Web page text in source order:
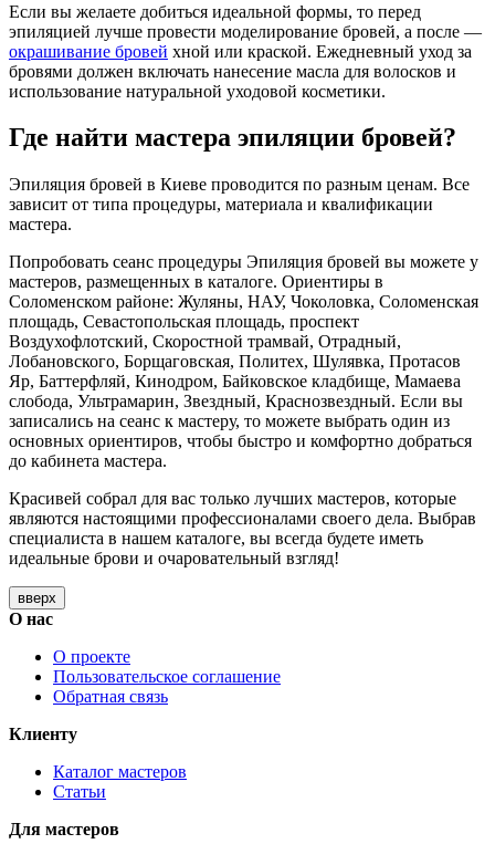
Если вы желаете добиться идеальной формы, то перед
эпиляцией лучше провести моделирование бровей, а после —
окрашивание бровей хной или краской. Ежедневный уход за
бровями должен включать нанесение масла для волосков и
использование натуральной уходовой косметики.
Где найти мастера эпиляции бровей?
Эпиляция бровей в Киеве проводится по разным ценам. Все
зависит от типа процедуры, материала и квалификации
мастера.
Попробовать сеанс процедуры Эпиляция бровей вы можете у
мастеров, размещенных в каталоге. Ориентиры в
Соломенском районе: Жуляны, НАУ, Чоколовка, Соломенская
площадь, Севастопольская площадь, проспект
Воздухофлотский, Скоростной трамвай, Отрадный,
Лобановского, Борщаговская, Политех, Шулявка, Протасов
Яр, Баттерфляй, Кинодром, Байковское кладбище, Мамаева
слобода, Ультрамарин, Звездный, Краснозвездный. Если вы
записались на сеанс к мастеру, то можете выбрать один из
основных ориентиров, чтобы быстро и комфортно добраться
до кабинета мастера.
Красивей собрал для вас только лучших мастеров, которые
являются настоящими профессионалами своего дела. Выбрав
специалиста в нашем каталоге, вы всегда будете иметь
идеальные брови и очаровательный взгляд!
вверх
О нас
О проекте
Пользовательское соглашение
Обратная связь
Клиенту
Каталог мастеров
Статьи
Для мастеров